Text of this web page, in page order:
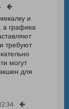
и
а графика
требуют
могут
для